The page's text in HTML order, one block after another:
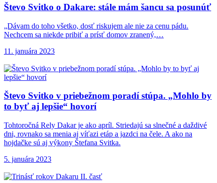
Števo Svitko o Dakare: stále mám šancu sa posunúť
„Dávam do toho všetko, dosť riskujem ale nie za cenu pádu.
Nechcem sa niekde pribiť a prísť domov zranený,…
11. januára 2023
Števo Svitko v priebežnom poradí stúpa. „Mohlo by
to byť aj lepšie“ hovorí
Tohtoročná Rely Dakar je ako apríl. Striedajú sa slnečné a daždivé
dni, rovnako sa menia aj víťazi etáp a jazdci na čele. A ako na
hojdačke sú aj výkony Štefana Svitka.
5. januára 2023